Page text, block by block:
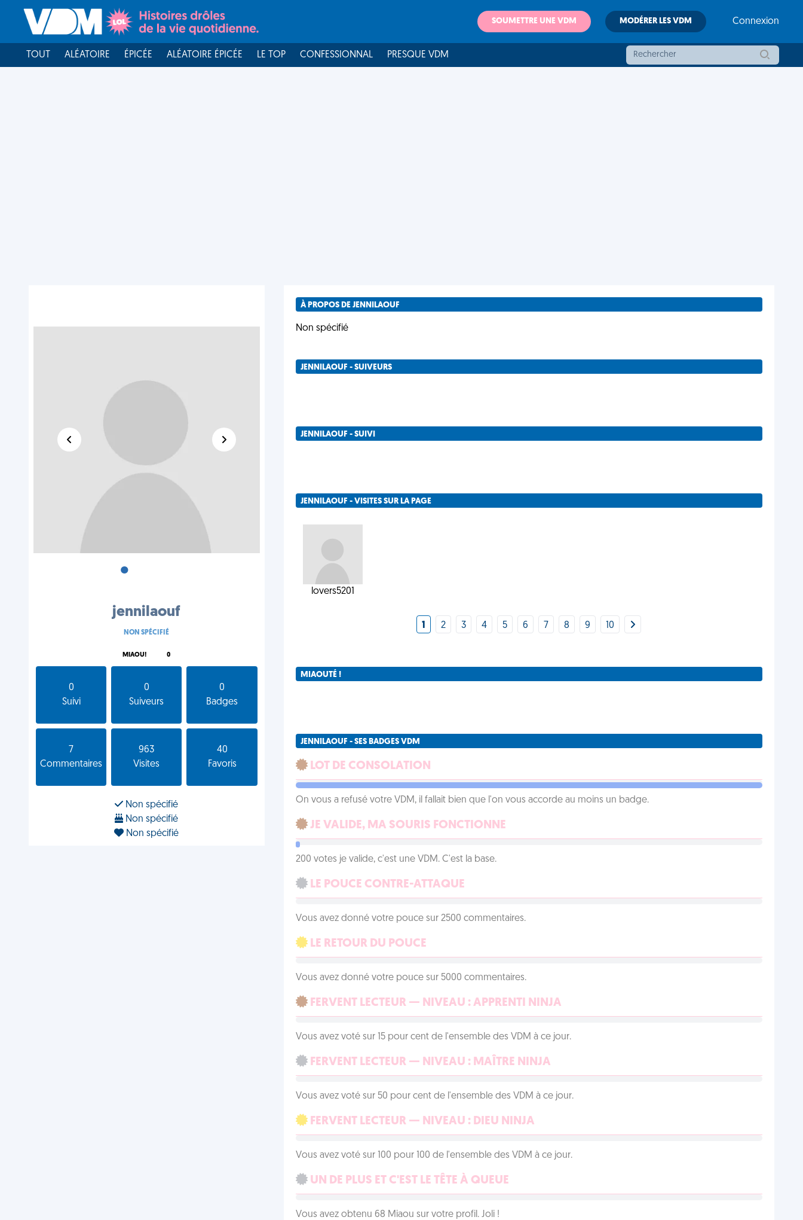
SOUMETTRE UNE VDM MODÉRER LES VDM Connexion
TOUT ALÉATOIRE ÉPICÉE ALÉATOIRE ÉPICÉE LE TOP CONFESSIONNAL PRESQUE VDM
•
jennilaouf
NON SPÉCIFIÉ
MIAOU! 0
0
Suivi
0
Suiveurs
0
Badges
7
Commentaires
963
Visites
40
Favoris
Non spécifié
Non spécifié
Non spécifié
À PROPOS DE JENNILAOUF
Non spécifié
JENNILAOUF - SUIVEURS
JENNILAOUF - SUIVI
JENNILAOUF - VISITES SUR LA PAGE
lovers5201
1 2 3 4 5 6 7 8 9 10
MIAOUTÉ !
JENNILAOUF - SES BADGES VDM
LOT DE CONSOLATION
On vous a refusé votre VDM, il fallait bien que l'on vous accorde au moins un badge.
JE VALIDE, MA SOURIS FONCTIONNE
200 votes je valide, c'est une VDM. C'est la base.
LE POUCE CONTRE-ATTAQUE
Vous avez donné votre pouce sur 2500 commentaires.
LE RETOUR DU POUCE
Vous avez donné votre pouce sur 5000 commentaires.
FERVENT LECTEUR — NIVEAU : APPRENTI NINJA
Vous avez voté sur 15 pour cent de l'ensemble des VDM à ce jour.
FERVENT LECTEUR — NIVEAU : MAÎTRE NINJA
Vous avez voté sur 50 pour cent de l'ensemble des VDM à ce jour.
FERVENT LECTEUR — NIVEAU : DIEU NINJA
Vous avez voté sur 100 pour 100 de l'ensemble des VDM à ce jour.
UN DE PLUS ET C'EST LE TÊTE À QUEUE
Vous avez obtenu 68 Miaou sur votre profil. Joli !